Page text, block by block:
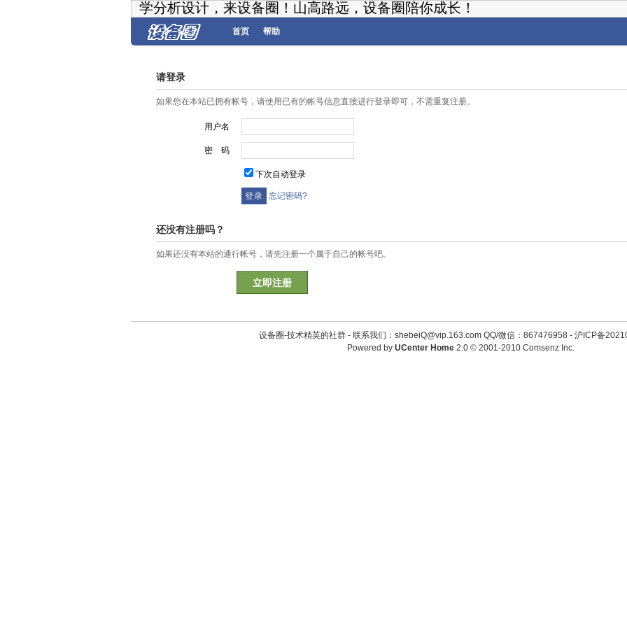
学分析设计，来设备圈！山高路远，设备圈陪你成长！
首页 帮助
请登录
如果您在本站已拥有帐号，请使用已有的帐号信息直接进行登录即可，不需重复注册。
用户名
密 码
下次自动登录
忘记密码?
还没有注册吗？
如果还没有本站的通行帐号，请先注册一个属于自己的帐号吧。
立即注册
设备圈-技术精英的社群 - 联系我们：shebeiQ@vip.163.com QQ/微信：867476958- 沪ICP备
Powered by UCenter Home 2.0© 2001-2010 Comsenz Inc.